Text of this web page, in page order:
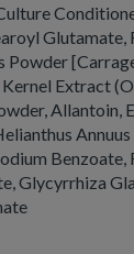
Glutamate,
Powder
Extract
Allantoin,
Annuus
Benzoate,
Glycyrrhiza